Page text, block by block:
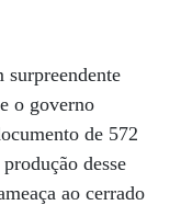
o governo
de 572
desse
ao cerrado